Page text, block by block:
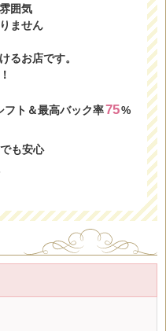
囲気
ません
るお店です。
ト＆最高バック率75%
も安心